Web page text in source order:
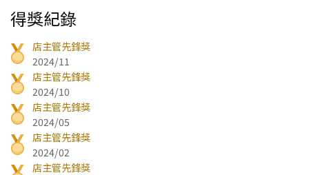
得獎紀錄
店主管先鋒獎
2024/11
店主管先鋒獎
2024/10
店主管先鋒獎
2024/05
店主管先鋒獎
2024/02
店主管先鋒獎